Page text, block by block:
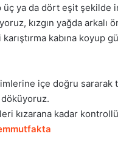
üç ya da dört eşit
kızgın yağda arkalı
kabına koyup
içe doğru sararak
kızarana kadar